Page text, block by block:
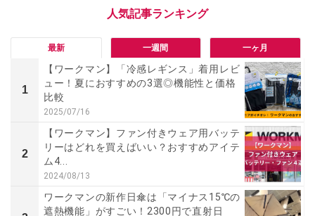
最新 一週間 一ヶ月
1
【ワークマン】「冷感レギンス」着用レビ
ュー！夏におすすめの3選◎機能性と価格
比較
2025/07/16
2
【ワークマン】ファン付きウェア用バッテ
リーはどれを買えばいい？おすすめアイテ
ム4...
2024/08/13
ワークマンの新作日傘は「マイナス15℃の
遮熱機能」がすごい！2300円で直射日